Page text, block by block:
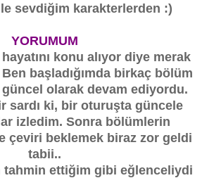
sevdiğim karakterlerden :)
YORUMUM
konu alıyor diye merak
başladığımda birkaç bölüm
güncel olarak devam ediyordu.
sardı ki, bir oturuşta güncele
izledim. Sonra bölümlerin
çeviri beklemek biraz zor geldi
tabii..
tahmin ettiğim gibi eğlenceliydi